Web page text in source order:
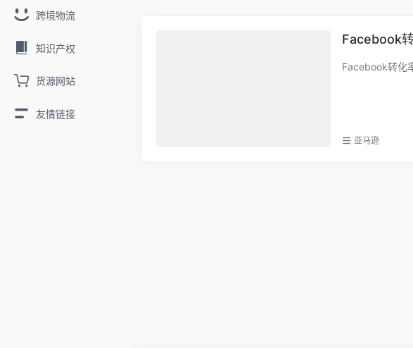
跨境物流
知识产权
货源网站
友情链接
Facebook
Facebook转化
亚马逊